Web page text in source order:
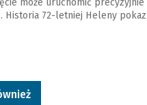
może uruchomić precyzyjnie
Historia 72-letniej Heleny